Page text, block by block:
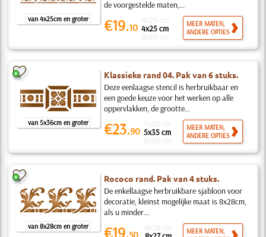
van 4x25cm en groter
de voorgestelde maten,...
€19.10 4x25 cm
MEER MATEN,
ANDERE OPTIES
van 5x36cm en groter
Klassieke rand 04. Pak van 6 stuks.
Deze eenlaagse stencil is herbruikbaar en
een goede keuze voor het werken op alle
oppervlakken, de grootte...
€23.90 5x35 cm
MEER MATEN,
ANDERE OPTIES
van 8x28cm en groter
Rococo rand. Pak van 4 stuks.
De enkellaagse herbruikbare sjabloon voor
decoratie, kleinst mogelijke maat is 8x28cm,
als u minder...
€19.50
MEER MATEN,